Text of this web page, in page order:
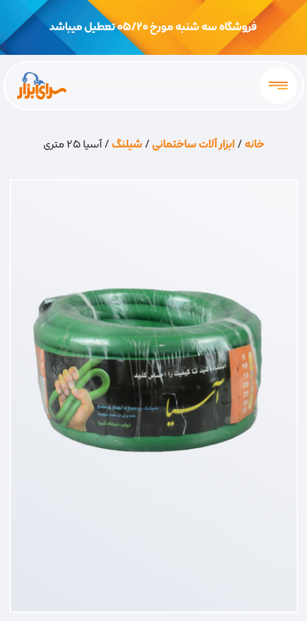
فروشگاه سه شنبه مورخ 05/20 تعطیل میباشد
خانه/ابزار آلات ساختمانی/شیلنگ/ آسیا 25 متری